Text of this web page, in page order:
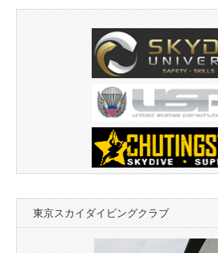
東京スカイダイビングクラブ